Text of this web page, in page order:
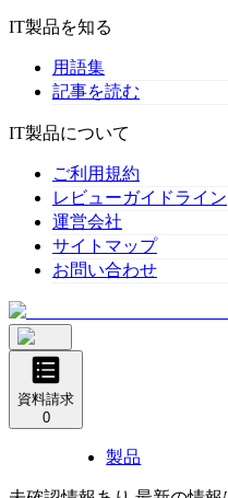
IT製品を知る
用語集
記事を読む
IT製品について
ご利用規約
レビューガイドライン
運営会社
サイトマップ
お問い合わせ
資料請求
0
製品